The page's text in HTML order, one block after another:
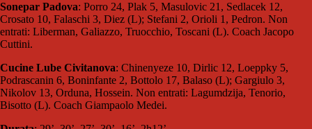
Sonepar Padova: Porro 24, Plak 5, Masulovic 21, Sedlacek 12,
Crosato 10, Falaschi 3, Diez (L); Stefani 2, Orioli 1, Pedron. Non
entrati: Liberman, Galiazzo, Truocchio, Toscani (L). Coach Jacopo
Cuttini.
Cucine Lube Civitanova: Chinenyeze 10, Dirlic 12, Loeppky 5,
Podrascanin 6, Boninfante 2, Bottolo 17, Balaso (L); Gargiulo 3,
Nikolov 13, Orduna, Hossein. Non entrati: Lagumdzija, Tenorio,
Bisotto (L). Coach Giampaolo Medei.